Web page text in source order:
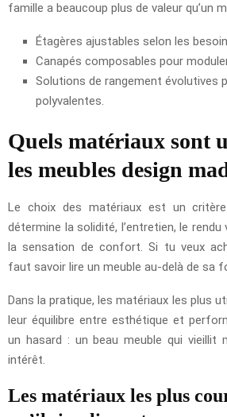
famille a beaucoup plus de valeur qu’un
Étagères ajustables selon les
Canapés composables pour
Solutions de rangement évolutives
polyvalentes.
Quels matériaux sont
les meubles design
Le choix des matériaux est un
détermine la solidité, l’entretien, le
la sensation de confort. Si tu veux
faut savoir lire un meuble au-delà de sa
Dans la pratique, les matériaux les plus
leur équilibre entre esthétique et
un hasard : un beau meuble qui vieillit
intérêt.
Les matériaux les plus